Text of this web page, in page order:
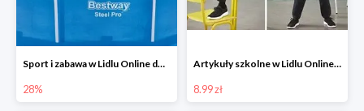
Sport i zabawa w Lidlu Online do -28%
28%
Artykuły szkolne w Lidlu Online od 8,99 zł
8.99 zł